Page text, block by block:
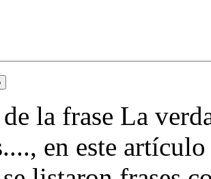
la frase La
en este